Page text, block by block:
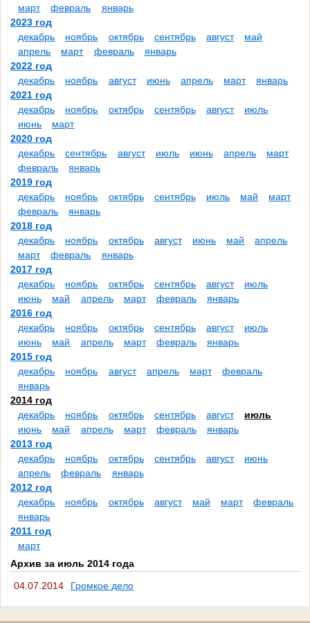
март
февраль
январь
2023 год
декабрь
ноябрь октябрь сентябрь август
май
апрель
март февраль
январь
2022 год
декабрь
ноябрь август июнь апрель март
январь
2021 год
декабрь
ноябрь октябрь сентябрь август
июль
июнь
март
2020 год
декабрь
сентябрь август июль июнь апрель
март
февраль
январь
2019 год
декабрь
ноябрь октябрь сентябрь июль май
март
февраль
январь
2018 год
декабрь
ноябрь октябрь август июнь май
апрель
март
февраль
январь
2017 год
декабрь
ноябрь октябрь сентябрь август
июль
июнь
май апрель март февраль
январь
2016 год
декабрь
ноябрь октябрь сентябрь август
июль
июнь
май апрель март февраль
январь
2015 год
декабрь
ноябрь август апрель март
февраль
январь
2014 год
декабрь
ноябрь октябрь сентябрь август
июль
июнь
май апрель март февраль
январь
2013 год
декабрь
ноябрь октябрь сентябрь август
июнь
апрель
февраль
январь
2012 год
декабрь
ноябрь октябрь август май март
февраль
январь
2011 год
март
Архив за июль 2014 года
04.07.2014
Громкое дело